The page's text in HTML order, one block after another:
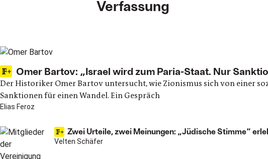
Verfassung
Main articles
Omer Bartov: „Israel wird zum Paria-Staat. Nur
Der Historiker Omer Bartov untersucht, wie Zionismus sich von einer
Sanktionen für einen Wandel. Ein Gespräch
Elias Feroz
Zwei Urteile, zwei Meinungen: „Jüdische Stimme“
Velten Schäfer